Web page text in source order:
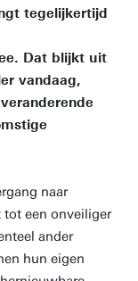
tegelijkertijd
Dat blijkt uit
vandaag,
naar
tot een onveiliger
ander
hun eigen